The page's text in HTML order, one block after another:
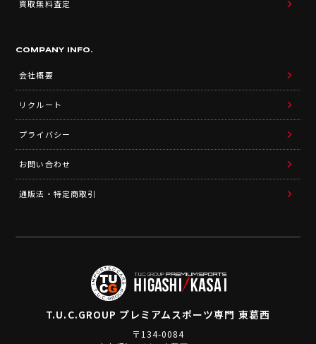
買取無料査定
COMPANY INFO.
会社概要
リクルート
プライバシー
お問い合わせ
通販法・特定商取引
T.U.C.GROUP プレミアムスポーツ専門 東葛西
〒134-0084